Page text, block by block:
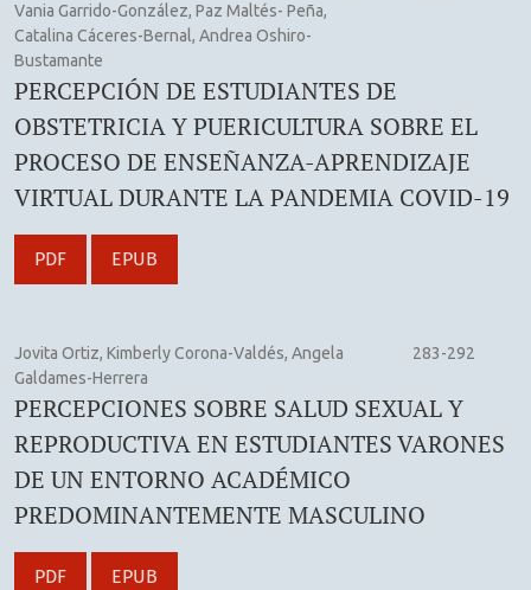
Vania Garrido-González, Paz Maltés- Peña,
Catalina Cáceres-Bernal, Andrea Oshiro-
Bustamante
PERCEPCIÓN DE ESTUDIANTES DE
OBSTETRICIA Y PUERICULTURA SOBRE EL
PROCESO DE ENSEÑANZA-APRENDIZAJE
VIRTUAL DURANTE LA PANDEMIA COVID-19
PDF EPUB
Jovita Ortiz, Kimberly Corona-Valdés, Angela
Galdames-Herrera
283-292
PERCEPCIONES SOBRE SALUD SEXUAL Y
REPRODUCTIVA EN ESTUDIANTES VARONES
DE UN ENTORNO ACADÉMICO
PREDOMINANTEMENTE MASCULINO
PDF EPUB